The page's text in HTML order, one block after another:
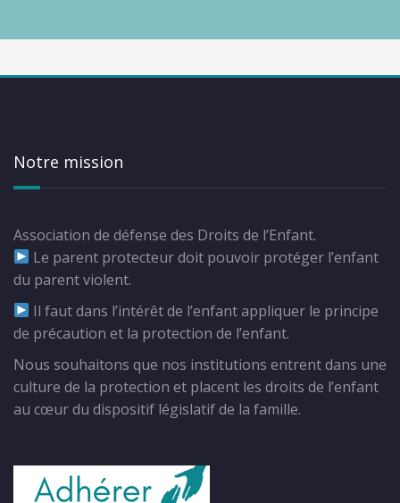
Notre mission
Association de défense des Droits de l’Enfant.
Le parent protecteur doit pouvoir protéger l’enfant
du parent violent.
Il faut dans l’intérêt de l’enfant appliquer le principe
de précaution et la protection de l’enfant.
Nous souhaitons que nos institutions entrent dans une
culture de la protection et placent les droits de l’enfant
au cœur du dispositif législatif de la famille.